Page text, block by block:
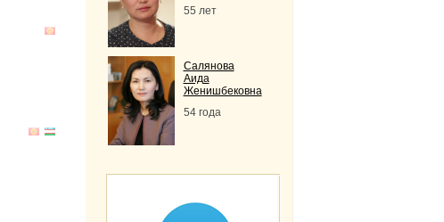
55 лет
Салянова
Аида
Женишбековна
54 года